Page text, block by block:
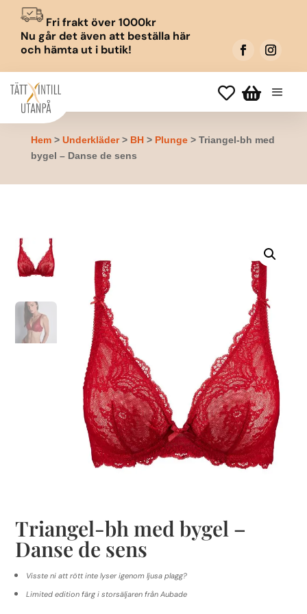
Fri frakt över 1000kr
Nu går det även att beställa här
och hämta ut i butik!
 
Hem> Underkläder> BH> Plunge> Triangel-bh med
bygel – Danse de sens
Triangel-bh med bygel –
Danse de sens
Visste ni att rött inte lyser igenom ljusa plagg?
Limited edition färg i storsäljaren från Aubade